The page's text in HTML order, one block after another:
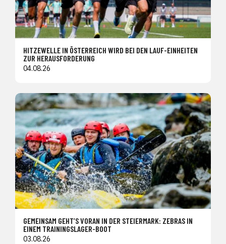
HITZEWELLE IN ÖSTERREICH WIRD BEI DEN LAUF-EINHEITEN
ZUR HERAUSFORDERUNG
04.08.26
GEMEINSAM GEHT’S VORAN IN DER STEIERMARK: ZEBRAS IN
EINEM TRAININGSLAGER-BOOT
03.08.26